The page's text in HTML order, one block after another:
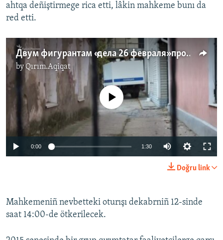
RFE/RS bütün saytları
ahtqa deñiştirmege rica etti, lâkin mahkeme bunı da
red etti.
Двум фигурантам «дела 26 февраля» продлили домашний арест (видео)
byQırım.Aqiqat
No media source currently available
0:00 1:30
Doğru link
Mahkemeniñ nevbetteki oturışı dekabrniñ 12-sinde
saat 14:00-de ötkerilecek.